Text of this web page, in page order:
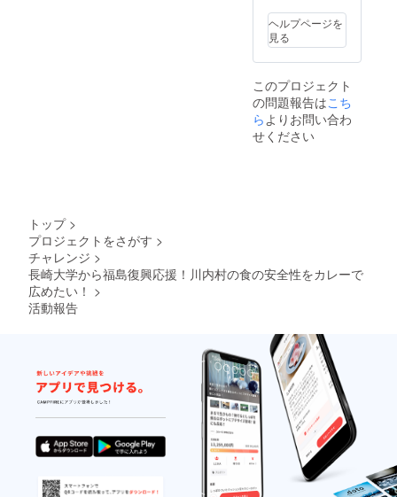
ヘルプページを
見る
このプロジェクト
の問題報告はこち
らよりお問い合わ
せください
トップ >
プロジェクトをさがす >
チャレンジ >
長崎大学から福島復興応援！川内村の食の安全性をカレーで
広めたい！ >
活動報告